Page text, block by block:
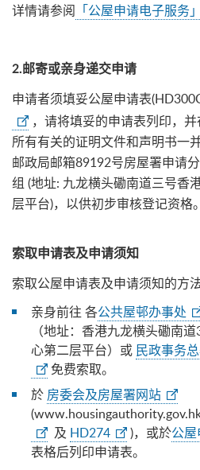
详情请参阅 「公屋申请电子服务
2. 邮寄或亲身递交申请
申请者须填妥公屋申请表
，请将填妥的申请表列印，
所有有关的证明文件和声明书一
邮政局邮箱89192号房屋署申请
组 (地址: 九龙横头磡南道三号香
层平台)，以供初步审核登记资格。
索取申请表及申请须知
索取公屋申请表及申请须知的方
亲身前往 各公共屋邨办事处
（地址：香港九龙横头磡南
心第二层平台）或 民政事务
免费索取。
於 房委会及房屋署网站
及 HD274 )，或於公
表格后列印申请表。